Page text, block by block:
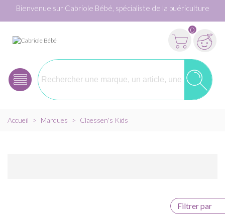
Bienvenue sur Cabriole Bébé, spécialiste de la puériculture
0
Accueil > Marques > Claessen's Kids
Filtrer par